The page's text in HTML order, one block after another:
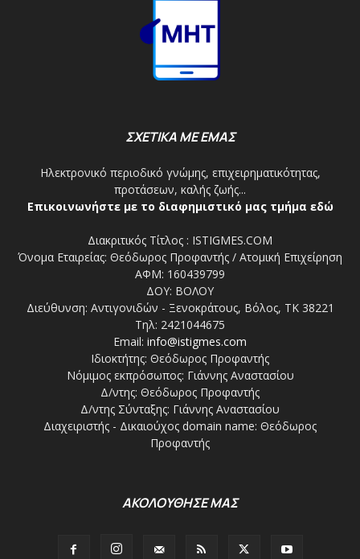
ΣΧΕΤΙΚΑ ΜΕ ΕΜΑΣ
Ηλεκτρονικό περιοδικό γνώμης, επιχειρηματικότητας,
προτάσεων, καλής ζωής...
Επικοινωνήστε με το διαφημιστικό μας τμήμα εδώ
Διακριτικός Τίτλος : ISTIGMES.COM
Όνομα Εταιρείας: Θεόδωρος Προφαντής / Ατομική Επιχείρηση
ΑΦΜ: 160439799
ΔΟΥ: ΒΟΛΟΥ
Διεύθυνση: Αντιγονιδών - Ξενοκράτους, Βόλος, ΤΚ 38221
Τηλ: 2421044675
Email: info@istigmes.com
Ιδιοκτήτης: Θεόδωρος Προφαντής
Νόμιμος εκπρόσωπος: Γιάννης Αναστασίου
Δ/ντης: Θεόδωρος Προφαντής
Δ/ντης Σύνταξης: Γιάννης Αναστασίου
Διαχειριστής - Δικαιούχος domain name: Θεόδωρος
Προφαντής
ΑΚΟΛΟΥΘΗΣΕ ΜΑΣ